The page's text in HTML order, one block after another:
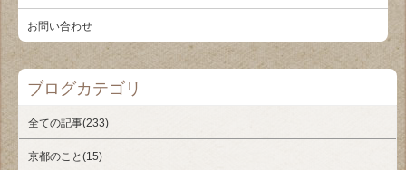
お問い合わせ
ブログカテゴリ
全ての記事(233)
京都のこと(15)